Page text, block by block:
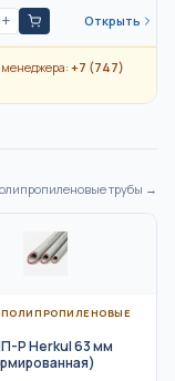
+ Открыть
менеджера:+7 (747)
трубы →
ПОЛИПРОПИЛЕНОВЫЕ
Р Herkul 63 мм